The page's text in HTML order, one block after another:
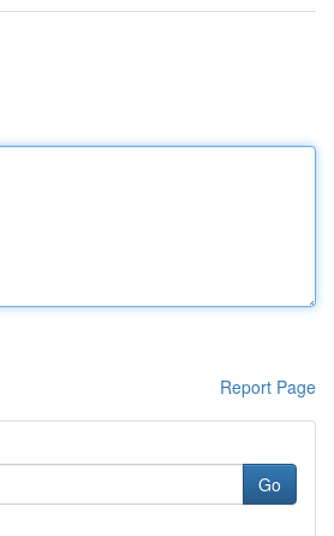
Report Page
Go